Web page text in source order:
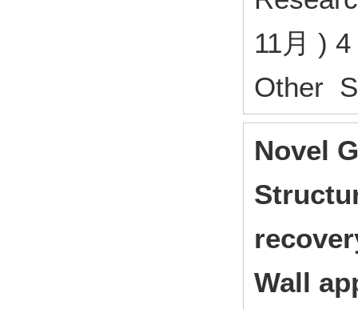
11月 )
Other
Novel
Wall